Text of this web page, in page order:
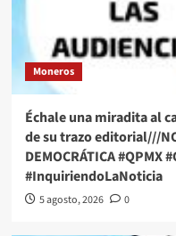
Moneros
Échale una miradita al
de su trazo editorial///
DEMOCRÁTICA #QPMX
#InquiriendoLaNoticia
5 agosto, 2026 0